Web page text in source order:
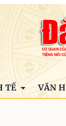
TẾ VĂN